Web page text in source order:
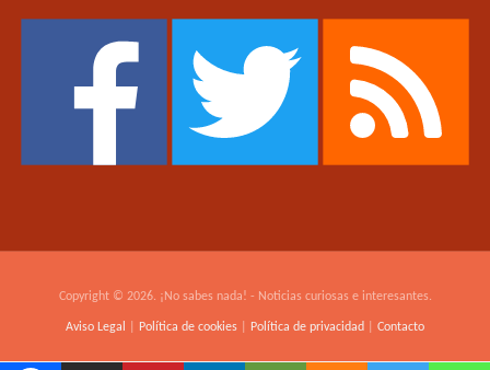
Copyright © 2026. ¡No sabes nada! - Noticias curiosas e interesantes.
Aviso Legal Política de cookies Política de privacidad Contacto